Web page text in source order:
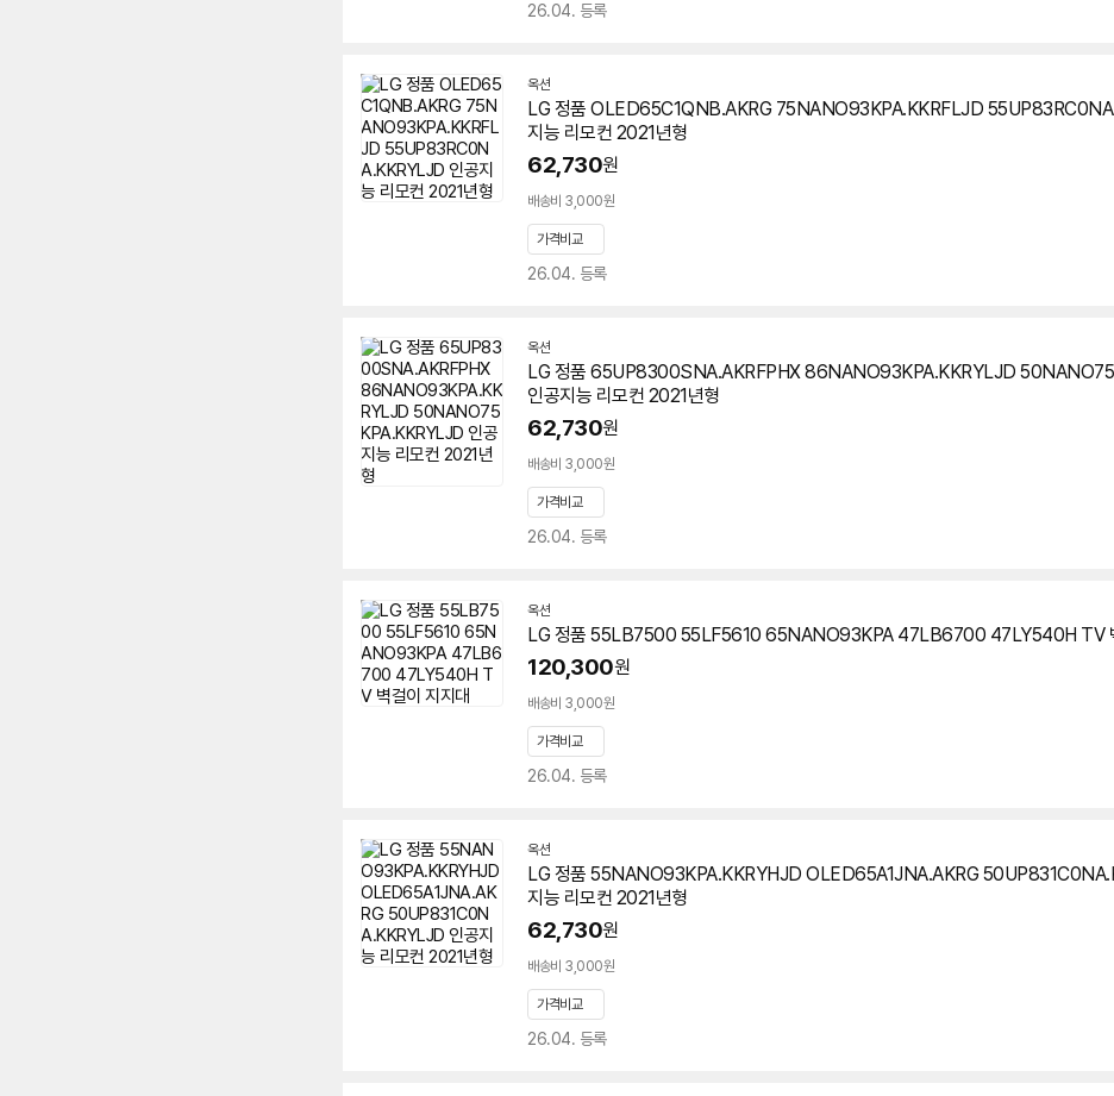
26.04. 등록
옥션
LG 정품 OLED65C1QNB.AKRG 75NANO93KPA.KKRFLJD
지능 리모컨 2021년형
62,730원
배송비 3,000원
가격비교
26.04. 등록
옥션
LG 정품 65UP8300SNA.AKRFPHX 86NANO93KPA.KKRYLJD
인공지능 리모컨 2021년형
62,730원
배송비 3,000원
가격비교
26.04. 등록
옥션
LG 정품 55LB7500 55LF5610 65NANO93KPA47LB6700 47LY540H TV
120,300원
배송비 3,000원
가격비교
26.04. 등록
옥션
LG 정품 55NANO93KPA.KKRYHJD OLED65A1JNA.AKRG
지능 리모컨 2021년형
62,730원
배송비 3,000원
가격비교
26.04. 등록